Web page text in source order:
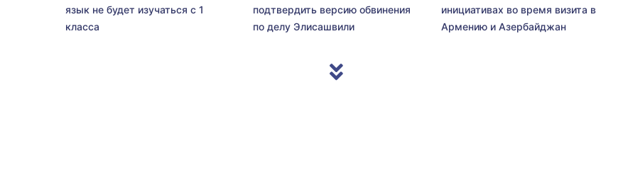
язык не будет изучаться с 1
класса
подтвердить версию обвинения
по делу Элисашвили
инициативах во время визита в
Армению и Азербайджан